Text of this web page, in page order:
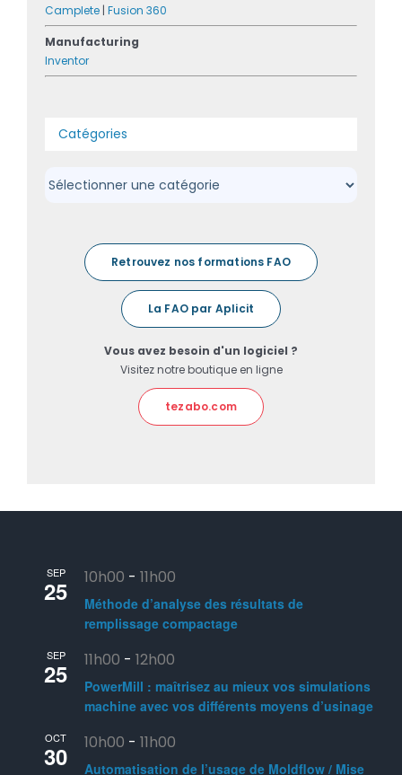
Camplete | Fusion 360
Manufacturing
Inventor
Catégories
Catégories
Retrouvez nos formations FAO
La FAO par Aplicit
Vous avez besoin d'un logiciel ?
Visitez notre boutique en ligne
tezabo.com
SEP
25 10h00 - 11h00
Méthode d’analyse des résultats de
remplissage compactage
SEP
25 11h00 - 12h00
PowerMill : maîtrisez au mieux vos simulations
machine avec vos différents moyens d’usinage
OCT
30 10h00 - 11h00
Automatisation de l’usage de Moldflow / Mise